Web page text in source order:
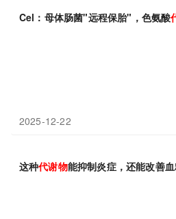
Cel：母体肠菌"远程保胎"，色氨酸
2025-12-22
这种代谢物能抑制炎症，还能改善